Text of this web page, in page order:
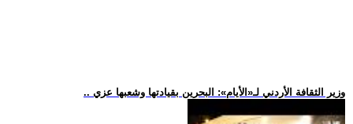
.. وزير الثقافة الأردني لـ«الأيام»: البحرين بقيادتها وشعبها عزي